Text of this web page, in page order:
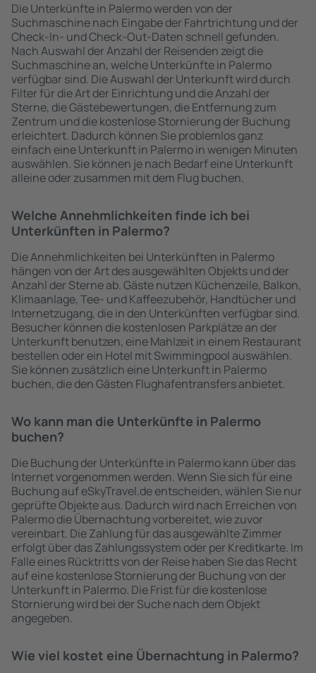
Die Unterkünfte in Palermo werden von der
Suchmaschine nach Eingabe der Fahrtrichtung und der
Check-In- und Check-Out-Daten schnell gefunden.
Nach Auswahl der Anzahl der Reisenden zeigt die
Suchmaschine an, welche Unterkünfte in Palermo
verfügbar sind. Die Auswahl der Unterkunft wird durch
Filter für die Art der Einrichtung und die Anzahl der
Sterne, die Gästebewertungen, die Entfernung zum
Zentrum und die kostenlose Stornierung der Buchung
erleichtert. Dadurch können Sie problemlos ganz
einfach eine Unterkunft in Palermo in wenigen Minuten
auswählen. Sie können je nach Bedarf eine Unterkunft
alleine oder zusammen mit dem Flug buchen.
Welche Annehmlichkeiten finde ich bei
Unterkünften in Palermo?
Die Annehmlichkeiten bei Unterkünften in Palermo
hängen von der Art des ausgewählten Objekts und der
Anzahl der Sterne ab. Gäste nutzen Küchenzeile, Balkon,
Klimaanlage, Tee- und Kaffeezubehör, Handtücher und
Internetzugang, die in den Unterkünften verfügbar sind.
Besucher können die kostenlosen Parkplätze an der
Unterkunft benutzen, eine Mahlzeit in einem Restaurant
bestellen oder ein Hotel mit Swimmingpool auswählen.
Sie können zusätzlich eine Unterkunft in Palermo
buchen, die den Gästen Flughafentransfers anbietet.
Wo kann man die Unterkünfte in Palermo
buchen?
Die Buchung der Unterkünfte in Palermo kann über das
Internet vorgenommen werden. Wenn Sie sich für eine
Buchung auf eSkyTravel.de entscheiden, wählen Sie nur
geprüfte Objekte aus. Dadurch wird nach Erreichen von
Palermo die Übernachtung vorbereitet, wie zuvor
vereinbart. Die Zahlung für das ausgewählte Zimmer
erfolgt über das Zahlungssystem oder per Kreditkarte. Im
Falle eines Rücktritts von der Reise haben Sie das Recht
auf eine kostenlose Stornierung der Buchung von der
Unterkunft in Palermo. Die Frist für die kostenlose
Stornierung wird bei der Suche nach dem Objekt
angegeben.
Wie viel kostet eine Übernachtung in Palermo?